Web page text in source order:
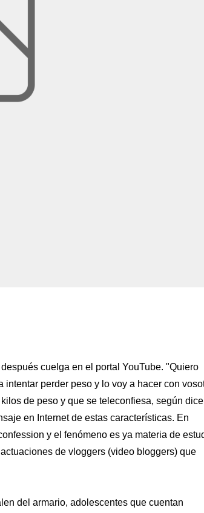
cuelga en el portal YouTube. "Quiero
perder peso y lo voy a hacer con
de peso y que se teleconfiesa, según dice
en Internet de estas características. En
y el fenómeno es ya materia de
de vloggers (video bloggers) que
del armario, adolescentes que cuentan